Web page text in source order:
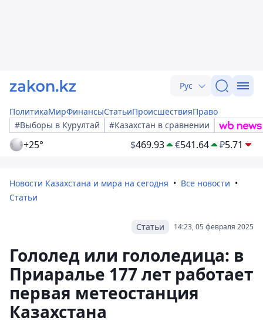
Рус
ПолитикаМирФинансыСтатьиПроисшествияПраво
#Выборы в Курултай
#Казахстан в сравнении
+25° $469.93 €541.64 ₽5.71
Новости Казахстана и мира на сегодня
Все новости
Статьи
14:23, 05 февраля 2025
Статьи
Гололед или гололедица: в
Приаралье 177 лет работает
первая метеостанция
Казахстана